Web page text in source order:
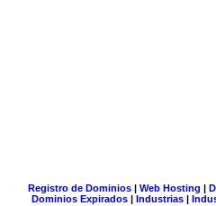
Registro de Dominios| Web Hosting |
Dominios Expirados | Industrias |